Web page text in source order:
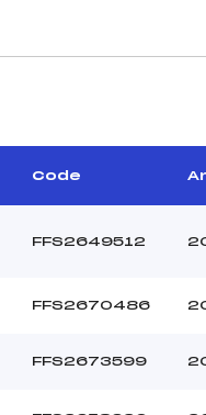
(MB)
9H15
Code
FFS2649512
FFS2670486
FFS2673599